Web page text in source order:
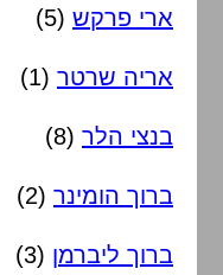
ארי פרקש (5)
אריה שרטר (1)
בנצי הלר (8)
ברוך הומינר (2)
ברוך ליברמן (3)